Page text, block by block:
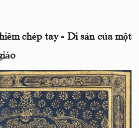
chép tay - Di sản của một